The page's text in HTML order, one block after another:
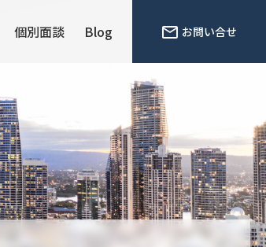
個別面談 Blog お問い合せ